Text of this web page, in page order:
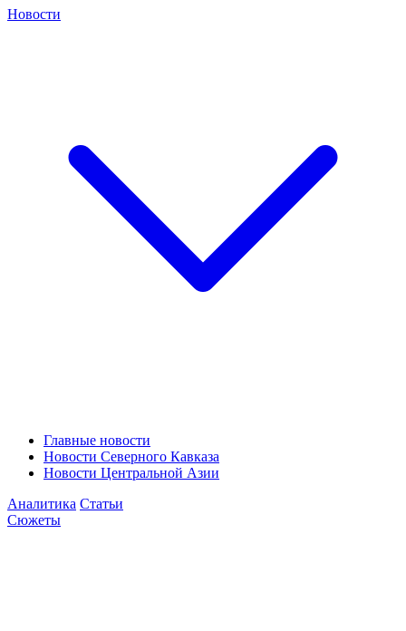
Новости
Главные новости
Новости Северного Кавказа
Новости Центральной Азии
Аналитика Статьи
Сюжеты